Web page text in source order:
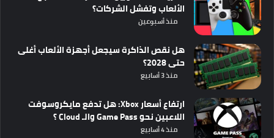
الألعاب وتفشل الشركات؟
منذ أسبوعين
هل نقص الذاكرة سيجعل أجهزة الألعاب أغلى
حتى 2028؟
منذ 3 أسابيع
ارتفاع أسعار Xbox: هل تدفع مايكروسوفت
اللاعبين نحو Game Pass والـ Cloud ؟
منذ 4 أسابيع